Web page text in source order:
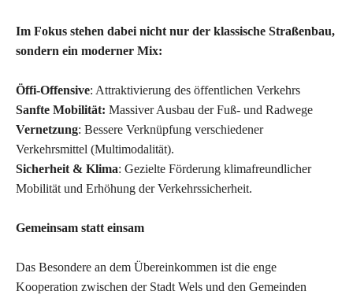
Im Fokus stehen dabei nicht nur der klassische Straßenbau,
sondern ein moderner Mix:
Öffi-Offensive: Attraktivierung des öffentlichen Verkehrs
Sanfte Mobilität: Massiver Ausbau der Fuß- und Radwege
Vernetzung: Bessere Verknüpfung verschiedener
Verkehrsmittel (Multimodalität).
Sicherheit & Klima: Gezielte Förderung klimafreundlicher
Mobilität und Erhöhung der Verkehrssicherheit.
Gemeinsam statt einsam
Das Besondere an dem Übereinkommen ist die enge
Kooperation zwischen der Stadt Wels und den Gemeinden